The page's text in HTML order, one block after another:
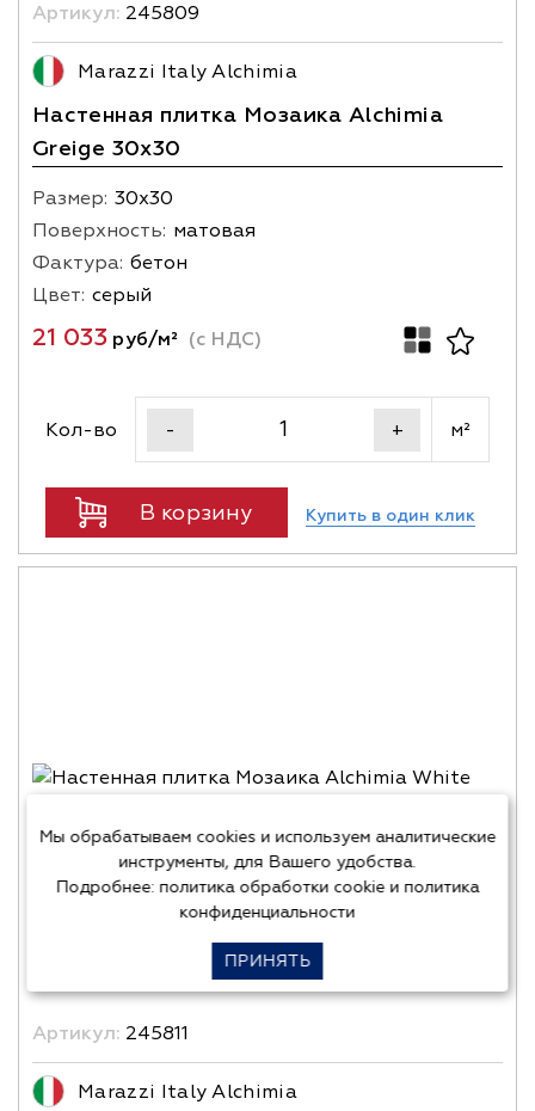
Артикул: 245809
Marazzi Italy Alchimia
Настенная плитка Мозаика Alchimia
Greige 30x30
Размер: 30х30
Поверхность: матовая
Фактура: бетон
Цвет: серый
21 033руб/м² (с НДС)
Кол-во - + м²
В корзину Купить в один клик
Артикул: 245811
Marazzi Italy Alchimia
Мы обрабатываем cookies и используем аналитические
инструменты, для Вашего удобства.
Подробнее: политика обработки cookieи политика
конфиденциальности
ПРИНЯТЬ